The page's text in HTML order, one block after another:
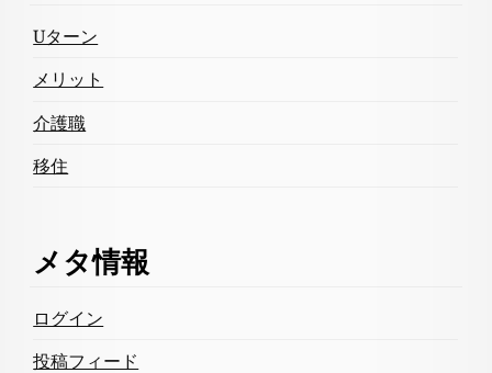
Uターン
メリット
介護職
移住
メタ情報
ログイン
投稿フィード